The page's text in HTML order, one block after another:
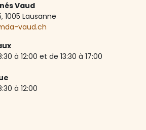
Vaud
​1005 Lausanne
vaud.ch
à 12:00 et de 13:30 à 17:00
à 12:00